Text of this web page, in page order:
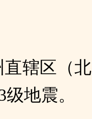
直辖区（北
地震。